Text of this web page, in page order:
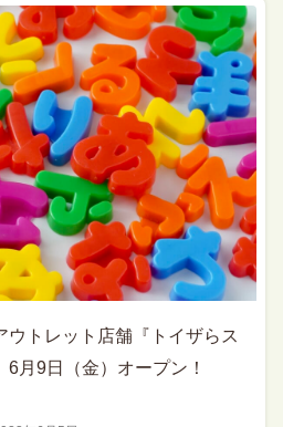
ウトレット店舗『トイザらス
月9日（金）オープン！